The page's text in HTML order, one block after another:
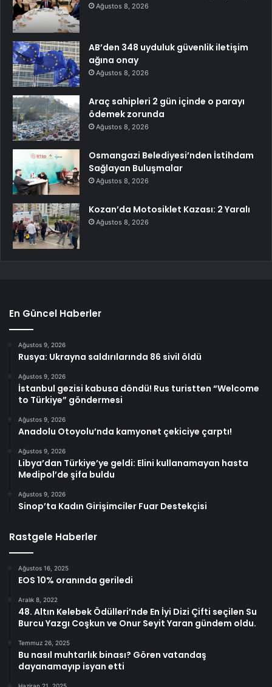
Ağustos 8, 2026
AB’den 348 uyduluk güvenlik iletişim
ağına onay
Ağustos 8, 2026
Araç sahipleri 2 gün içinde o parayı
ödemek zorunda
Ağustos 8, 2026
Osmangazi Belediyesi’nden İstihdam
Sağlayan Buluşmalar
Ağustos 8, 2026
Kozan’da Motosiklet Kazası: 2 Yaralı
Ağustos 8, 2026
En Güncel Haberler
Ağustos 9, 2026
Rusya: Ukrayna saldırılarında 86 sivil öldü
Ağustos 9, 2026
İstanbul gezisi kabusa döndü! Rus turistten “Welcome
to Türkiye” göndermesi
Ağustos 9, 2026
Anadolu Otoyolu’nda kamyonet çekiciye çarptı!
Ağustos 9, 2026
Libya’dan Türkiye’ye geldi: Elini kullanamayan hasta
Medipol’de şifa buldu
Ağustos 9, 2026
Sinop’ta Kadın Girişimciler Fuar Destekçisi
Rastgele Haberler
Ağustos 16, 2025
EOS 10% oranında geriledi
Aralık 8, 2022
48. Altın Kelebek Ödülleri’nde En İyi Dizi Çifti seçilen Su
Burcu Yazgı Coşkun ve Onur Seyit Yaran gündem oldu.
Temmuz 26, 2025
Bu nasıl muhtarlık binası? Gören vatandaş
dayanamayıp isyan etti